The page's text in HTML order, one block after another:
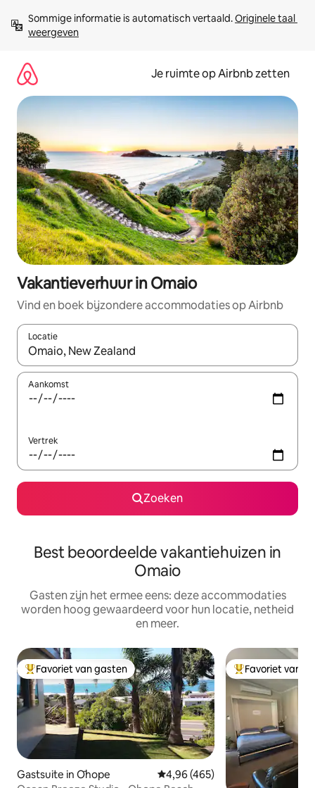
direct
naar
Sommige informatie is automatisch vertaald. Originele taal
weergeven
Je ruimte op Airbnb zetten
Vakantieverhuur in Omaio
Vind en boek bijzondere accommodaties op Airbnb
Locatie
Wanneer er suggesties beschikbaar zijn, maak je een keuze
Aankomst
Vertrek
Zoeken
Best beoordeelde vakantiehuizen in
Omaio
Gasten zijn het ermee eens: deze accommodaties
worden hoog gewaardeerd voor hun locatie, netheid
en meer.
Topfavoriet van gasten
Favoriet van gasten
Gastsuite in Ōhope Gemiddelde beoordeling van
4,96 (465)
Topfavoriet van
Favoriet van